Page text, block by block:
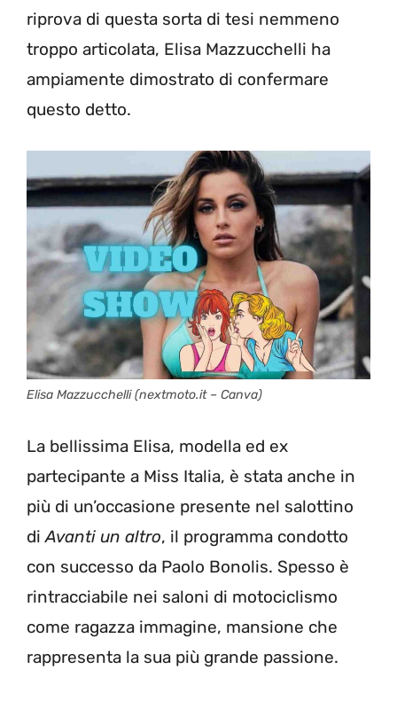
riprova di questa sorta di tesi nemmeno
troppo articolata, Elisa Mazzucchelli ha
ampiamente dimostrato di confermare
questo detto.
Elisa Mazzucchelli (nextmoto.it – Canva)
La bellissima Elisa, modella ed ex
partecipante a Miss Italia, è stata anche in
più di un’occasione presente nel salottino
diAvanti un altro, il programma condotto
con successo da Paolo Bonolis. Spesso è
rintracciabile nei saloni di motociclismo
come ragazza immagine, mansione che
rappresenta la sua più grande passione.